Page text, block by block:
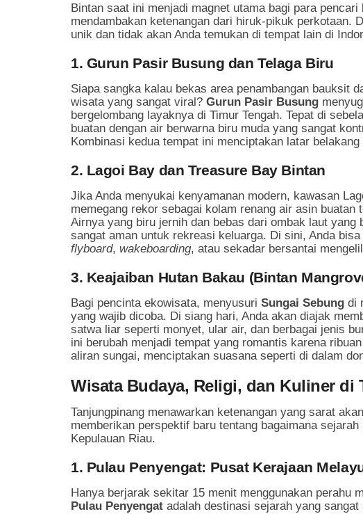
Bintan saat ini menjadi magnet utama bagi para
mendambakan ketenangan dari hiruk-pikuk perkotaan.
unik dan tidak akan Anda temukan di tempat lain di
1. Gurun Pasir Busung dan Telaga Biru
Siapa sangka kalau bekas area penambangan bauksit
wisata yang sangat viral? Gurun Pasir Busung
bergelombang layaknya di Timur Tengah. Tepat di
buatan dengan air berwarna biru muda yang sangat
Kombinasi kedua tempat ini menciptakan latar
2. Lagoi Bay dan Treasure Bay Bintan
Jika Anda menyukai kenyamanan modern, kawasan
memegang rekor sebagai kolam renang air asin buatan
Airnya yang biru jernih dan bebas dari ombak laut yang
sangat aman untuk rekreasi keluarga. Di sini, Anda
flyboard, wakeboarding, atau sekadar bersantai
3. Keajaiban Hutan Bakau (Bintan
Bagi pencinta ekowisata, menyusuri Sungai Sebung di
yang wajib dicoba. Di siang hari, Anda akan diajak
satwa liar seperti monyet, ular air, dan berbagai jenis
ini berubah menjadi tempat yang romantis karena
aliran sungai, menciptakan suasana seperti di dalam
Wisata Budaya, Religi, dan Kuliner di
Tanjungpinang menawarkan ketenangan yang sarat
memberikan perspektif baru tentang bagaimana
Kepulauan Riau.
1. Pulau Penyengat: Pusat Kerajaan
Hanya berjarak sekitar 15 menit menggunakan perahu
Pulau Penyengat adalah destinasi sejarah yang